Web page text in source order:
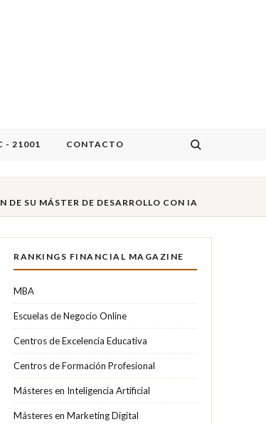
- 21001 CONTACTO
DE SU MÁSTER DE DESARROLLO CON IA
RANKINGS FINANCIAL MAGAZINE
MBA
Escuelas de Negocio Online
Centros de Excelencia Educativa
Centros de Formación Profesional
Másteres en Inteligencia Artificial
Másteres en Marketing Digital